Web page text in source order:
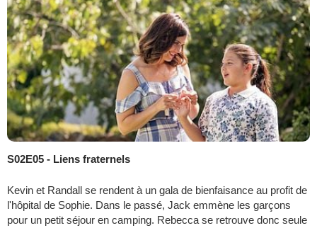
S02E05 - Liens fraternels
Kevin et Randall se rendent à un gala de bienfaisance au profit de
l'hôpital de Sophie. Dans le passé, Jack emmène les garçons
pour un petit séjour en camping. Rebecca se retrouve donc seule